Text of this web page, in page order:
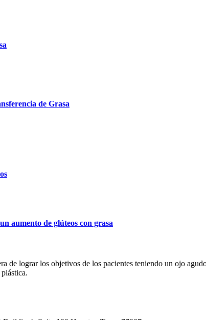
de Grasa
aumento de glúteos con grasa
de lograr los objetivos de los pacientes teniendo un ojo